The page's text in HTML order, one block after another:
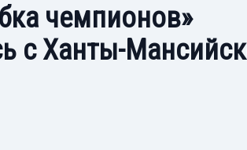
чемпионов»
с Ханты-